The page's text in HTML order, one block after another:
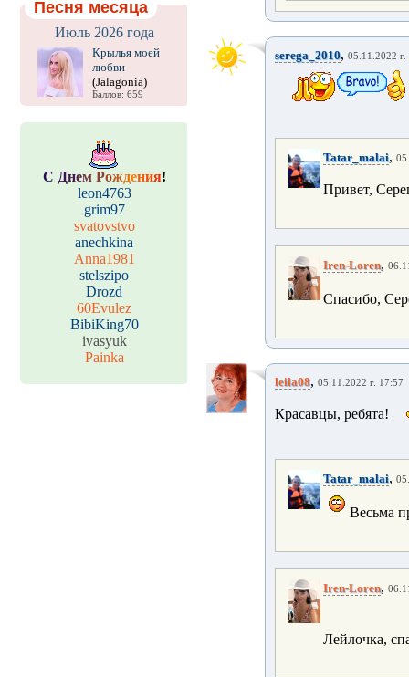
Песня месяца
Июль 2026 года
Крылья моей
любви
(Jalagonia)
Баллов: 659
С Днем Рождения!
leon4763
grim97
svatovstvo
anechkina
Anna1981
stelszipo
Drozd
60Evulez
BibiKing70
ivasyuk
Painka
serega_2010, 05.11.2022 г.
Tatar_malai,
Привет,
Iren-Loren,
Спасибо,
leila08, 05.11.2022 г. 17:57
Красавцы, ребята!
Tatar_malai,
Весьма
Iren-Loren,
Лейлочка,